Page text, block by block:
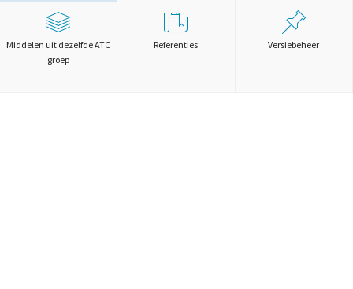
Middelen uit dezelfde ATC
groep
Referenties Versiebeheer